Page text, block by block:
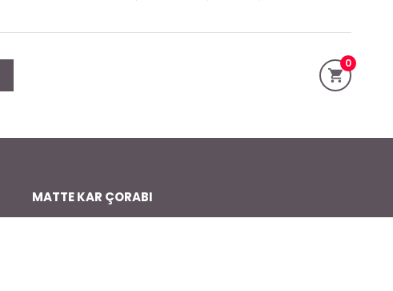
0
MATTE KAR ÇORABI